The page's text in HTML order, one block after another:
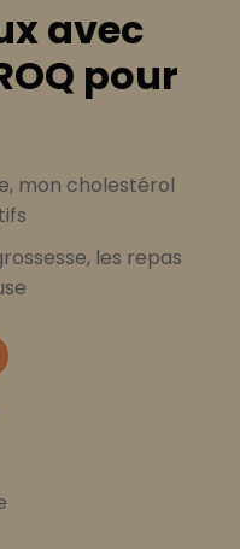
avec
pour
mon cholestérol
les repas